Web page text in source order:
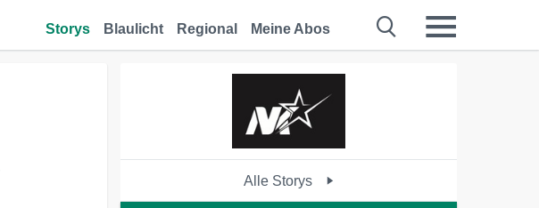
Storys Blaulicht Regional Meine Abos
Alle Storys